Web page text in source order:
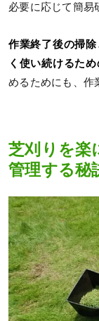
必要に応じて簡易
作業終了後の掃
く使い続けるため
めるためにも、作
芝刈りを楽
管理する秘